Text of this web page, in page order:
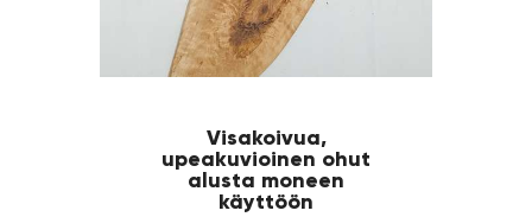
Visakoivua,
upeakuvioinen ohut
alusta moneen
käyttöön